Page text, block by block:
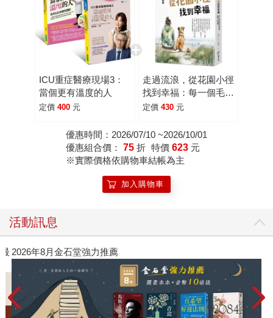
ICU重症醫療現場3：
當個更有溫度的人
定價 400 元
走過流浪，從花園小徑
找到幸福：每一個毛孩
回家的故事，都像一場
定價 430 元
優惠時間：2026/07/10 ~2026/10/01
優惠組合價： 75 折 特價 623 元
※實際價格依購物車結帳為主
加入購物車
活動訊息
閱讀漫遊錄-2026上半年暢銷榜